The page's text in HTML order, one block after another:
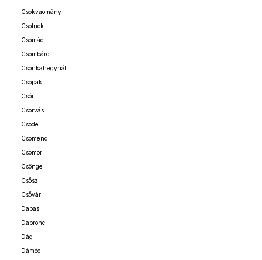
Csokvaomány
Csolnok
Csomád
Csombárd
Csonkahegyhát
Csopak
Csór
Csorvás
Csöde
Csömend
Csömör
Csönge
Csősz
Csővár
Dabas
Dabronc
Dág
Dámóc